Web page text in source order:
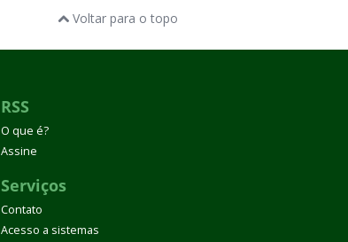
Voltar para o topo
RSS
O que é?
Assine
Serviços
Contato
Acesso a sistemas